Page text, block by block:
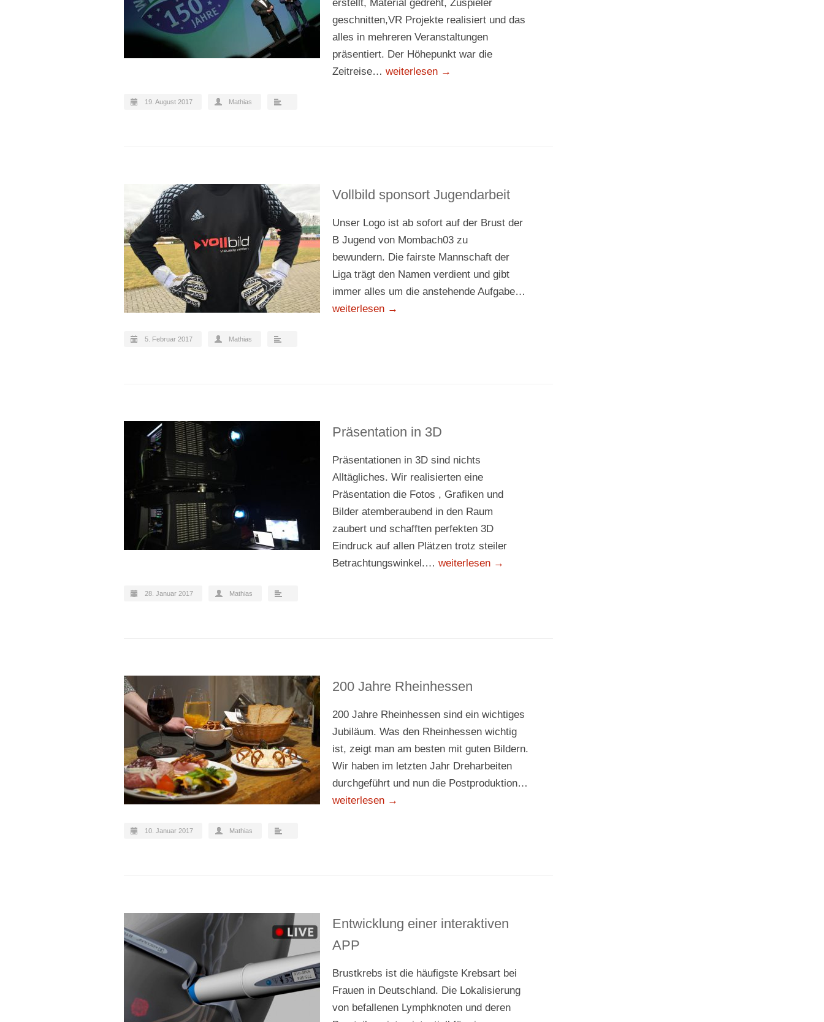
erstellt, Material gedreht, Zuspieler
geschnitten,VR Projekte realisiert und das
alles in mehreren Veranstaltungen
präsentiert. Der Höhepunkt war die
Zeitreise… weiterlesen →
19. August 2017 Mathias
Vollbild sponsort Jugendarbeit
Unser Logo ist ab sofort auf der Brust der
B Jugend von Mombach03 zu
bewundern. Die fairste Mannschaft der
Liga trägt den Namen verdient und gibt
immer alles um die anstehende Aufgabe…
weiterlesen →
5. Februar 2017 Mathias
Präsentation in 3D
Präsentationen in 3D sind nichts
Alltägliches. Wir realisierten eine
Präsentation die Fotos , Grafiken und
Bilder atemberaubend in den Raum
zaubert und schafften perfekten 3D
Eindruck auf allen Plätzen trotz steiler
Betrachtungswinkel.… weiterlesen →
28. Januar 2017 Mathias
200 Jahre Rheinhessen
200 Jahre Rheinhessen sind ein wichtiges
Jubiläum. Was den Rheinhessen wichtig
ist, zeigt man am besten mit guten Bildern.
Wir haben im letzten Jahr Dreharbeiten
durchgeführt und nun die Postproduktion…
weiterlesen →
10. Januar 2017 Mathias
Entwicklung einer interaktiven
APP
Brustkrebs ist die häufigste Krebsart bei
Frauen in Deutschland. Die Lokalisierung
von befallenen Lymphknoten und deren